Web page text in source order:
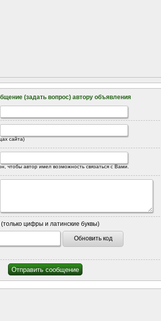
(задать вопрос) автору объявления
сайта)
чтобы автор имел возможность связаться с Вами.
цифры и латинские буквы)
Обновить код